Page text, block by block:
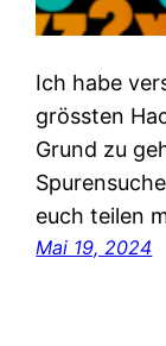
Ich habe
grössten
Grund zu
euch teilen
Mai 19, 2024